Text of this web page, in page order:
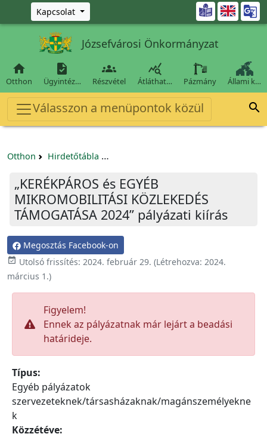
Ugrás a fő tartalomra
Kapcsolat 
Józsefvárosi Önkormányzat

Otthon

Ügyintéz…

Részvétel

Átláthat… Pázmány Állami k…
Válasszon a menüpontok közül 
Otthon Hirdetőtábla
„KERÉKPÁROS és EGYÉB
MIKROMOBILITÁSI KÖZLEKEDÉS
TÁMOGATÁSA 2024” pályázati kiírás
Megosztás Facebook-on
 Utolsó frissítés: 2024. február 29. (Létrehozva: 2024.
március 1.)
Figyelem!
Ennek az pályázatnak már lejárt a beadási
határideje.
Típus:
Egyéb pályázatok
szervezeteknek/társasházaknak/magánszemélyekne
k
Közzétéve: